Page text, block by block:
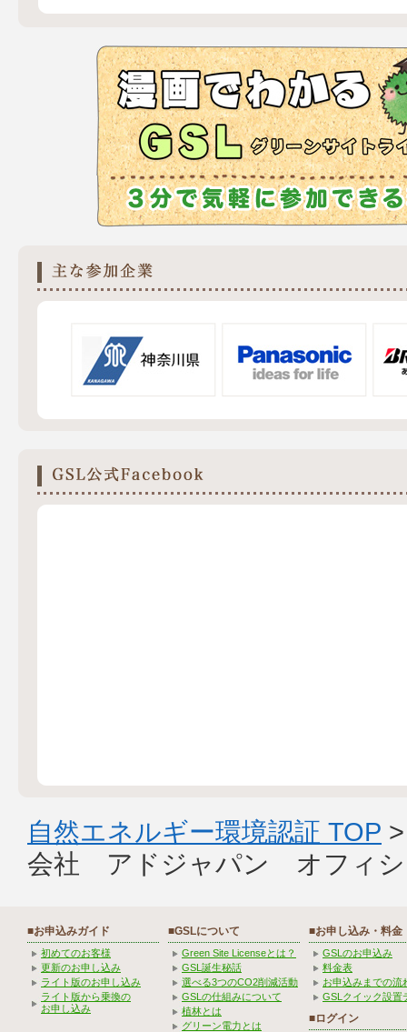
自然エネルギー環境認証 TOP
会社 アドジャパン オフィシ
■お申込みガイド
初めてのお客様
更新のお申し込み
ライト版のお申し込み
ライト版から乗換の
お申し込み
■GSLについて
Green Site Licenseとは？
GSL誕生秘話
選べる3つのCO2削減活動
GSLの仕組みについて
植林とは
グリーン電力とは
■お申し込み・料金
GSLのお申込み
料金表
お申込みまでの流
GSLクイック設置
■ログイン